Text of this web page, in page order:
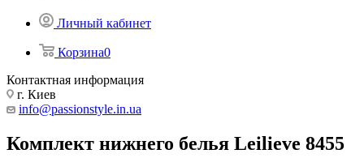
Личный кабинет
Корзина0
Контактная информация
г. Киев
info@passionstyle.in.ua
Комплект нижнего белья Leilieve 8455